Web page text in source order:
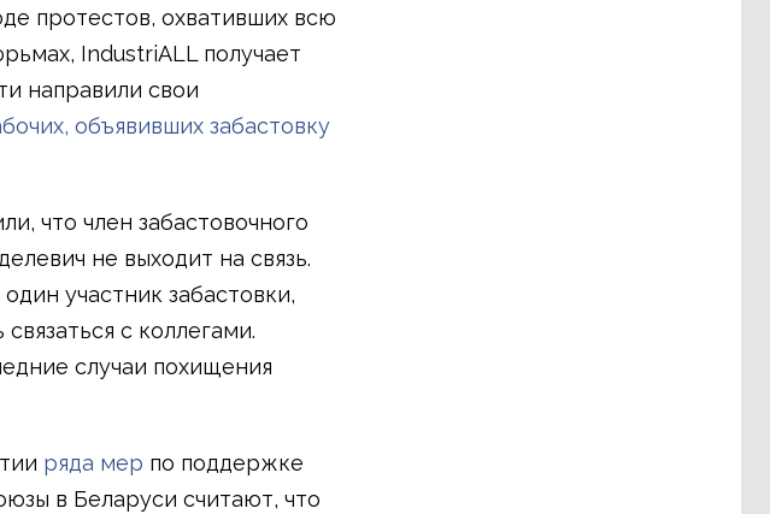
протестов, охвативших всю
IndustriALL получает
направили свои
объявивших забастовку
что член забастовочного
не выходит на связь.
участник забастовки,
с коллегами.
случаи похищения
ряда мер по поддержке
в Беларуси считают, что